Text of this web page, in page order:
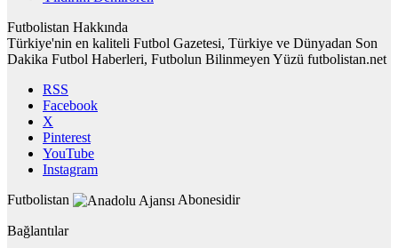
Futbolistan Hakkında
Türkiye'nin en kaliteli Futbol Gazetesi, Türkiye ve Dünyadan Son
Dakika Futbol Haberleri, Futbolun Bilinmeyen Yüzü futbolistan.net
RSS
Facebook
X
Pinterest
YouTube
Instagram
Futbolistan
Abonesidir
Bağlantılar